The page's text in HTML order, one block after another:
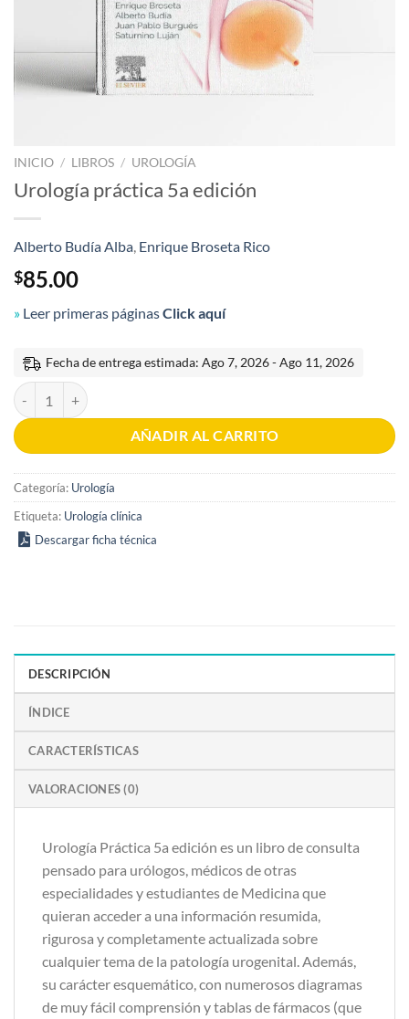
INICIO / LIBROS / UROLOGÍA
Urología práctica 5a edición
Alberto Budía Alba, Enrique Broseta Rico
$85.00
» Leer primeras páginasClick aquí
Fecha de entrega estimada: Ago 7, 2026 - Ago 11, 2026
Urología práctica 5a edición cantidad
AÑADIR AL CARRITO
Categoría: Urología
Etiqueta: Urología clínica
Descargar ficha técnica
DESCRIPCIÓN
ÍNDICE
CARACTERÍSTICAS
VALORACIONES (0)
Urología Práctica 5a edición es un libro de consulta
pensado para urólogos, médicos de otras
especialidades y estudiantes de Medicina que
quieran acceder a una información resumida,
rigurosa y completamente actualizada sobre
cualquier tema de la patología urogenital. Además,
su carácter esquemático, con numerosos diagramas
de muy fácil comprensión y tablas de fármacos (que